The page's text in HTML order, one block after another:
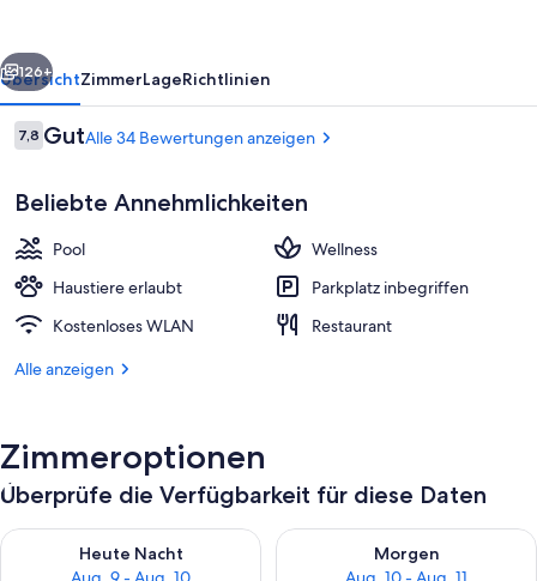
Apartment (Scharspitze) |
Weiter
126+
ÜbersichtZimmerLageRichtlinien
Bewertungen
7,87,8 von 10.
GutAlle 34 Bewertungen anzeigen
Beliebte Annehmlichkeiten
Pool
Wellness
Haustiere erlaubt
Parkplatz inbegriffen
Kostenloses WLAN
Restaurant
Alle anzeigen
Zimmeroptionen
Überprüfe die Verfügbarkeit für diese Daten
Heute Nacht
Überprüfe die Verfügbarkeit für heute Nacht, Aug. 9 - Aug.
Morgen
Überprüfe die Verfügbarkeit